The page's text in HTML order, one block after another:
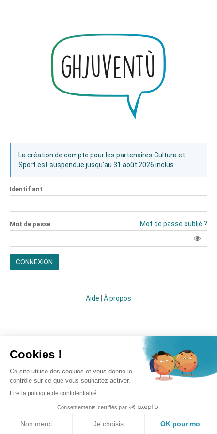
La création de compte pour les partenaires Cultura et
Sport est suspendue jusqu'au 31 août 2026 inclus.
Identifiant
Mot de passe oublié ?
Mot de passe
CONNEXION
Aide À propos